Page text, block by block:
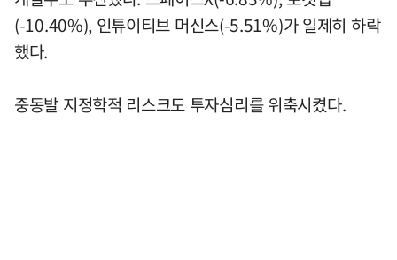
(-10.40%), 인튜이티브 머신스(-5.51%)가 일제히 하락
했다.
중동발 지정학적 리스크도 투자심리를 위축시켰다.